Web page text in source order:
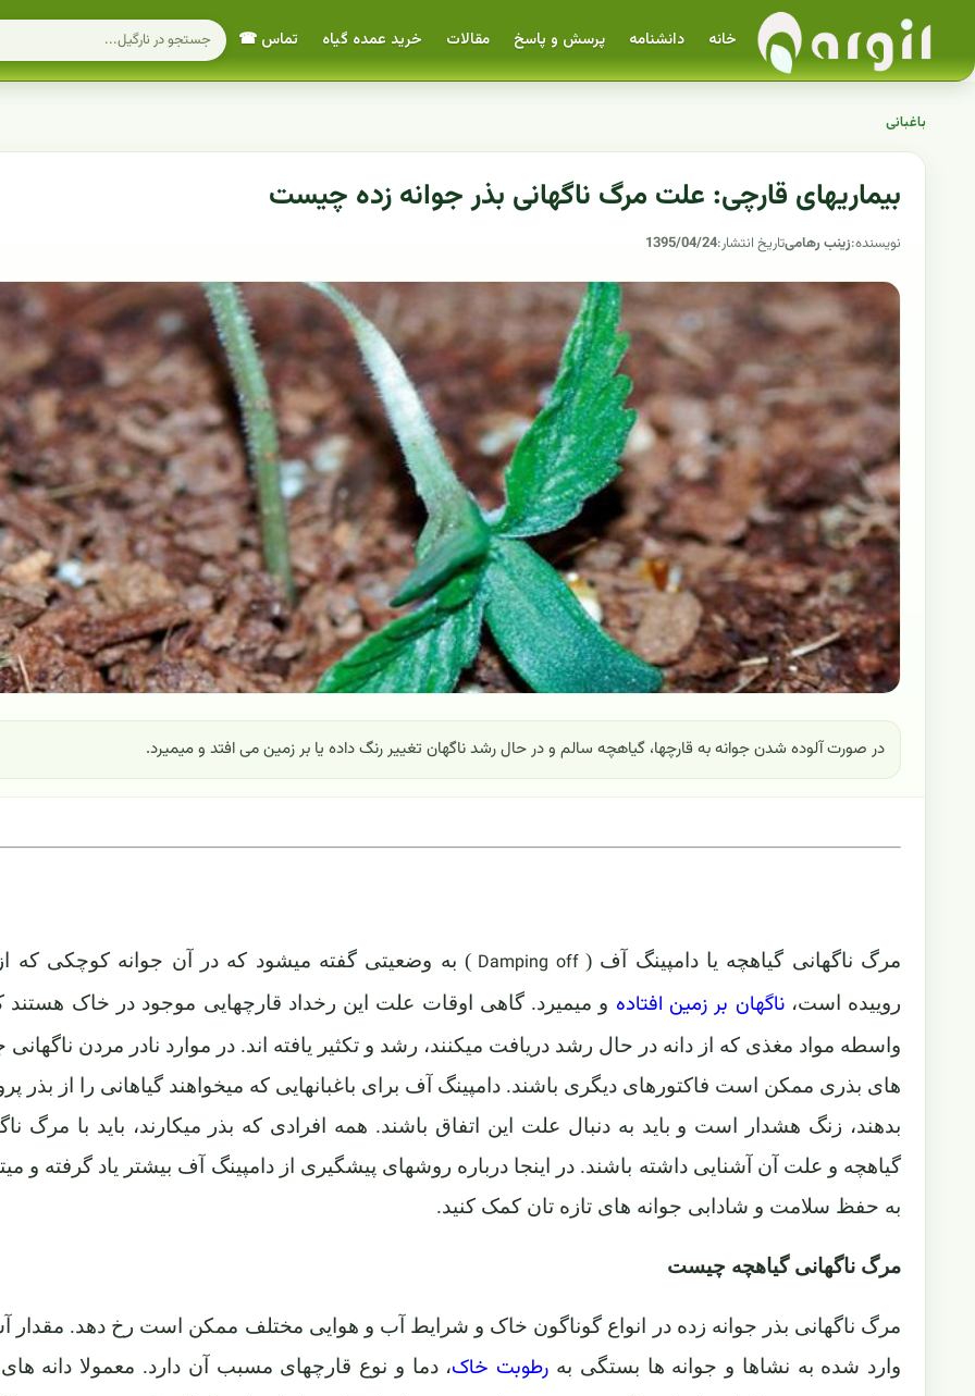
خانه دانشنامه پرسش و پاسخ مقالات خرید عمده گیاه تماس ☎
باغبانی
بیماریهای قارچی: علت مرگ ناگهانی بذر جوانه زده چیست
نویسنده:زینب رهامیتاریخ انتشار:1395/04/24
در صورت آلوده شدن جوانه به قارچها، گیاهچه سالم و در حال رشد ناگهان تغییر رنگ داده یا بر زمین می افتد و میمیرد.
مرگ ناگهانی گیاهچه یا دامپینگ آف ( Damping off ) به وضعیتی گفته میشود که در آن جوانه کوچکی که
روییده است،ناگهان بر زمین افتاده و میمیرد. گاهی اوقات علت این رخداد قارچهایی موجود در خاک هستند
واسطه مواد مغذی که از دانه در حال رشد دریافت میکنند، رشد و تکثیر یافته اند. در موارد نادر مردن ناگهانی
های بذری ممکن است فاکتورهای دیگری باشند. دامپینگ آف برای باغبانهایی که میخواهند گیاهانی را از بذر
بدهند، زنگ هشدار است و باید به دنبال علت این اتفاق باشند. همه افرادی که بذر میکارند، باید با مرگ
گیاهچه و علت آن آشنایی داشته باشند. در اینجا درباره روشهای پیشگیری از دامپینگ آف بیشتر یاد گرفته و
به حفظ سلامت و شادابی جوانه های تازه تان کمک کنید.
مرگ ناگهانی گیاهچه چیست
مرگ ناگهانی بذر جوانه زده در انواع گوناگون خاک و شرایط آب و هوایی مختلف ممکن است رخ دهد. مقدار
وارد شده به نشاها و جوانه ها بستگی به رطوبت خاک، دما و نوع قارچهای مسبب آن دارد. معمولا دانه های